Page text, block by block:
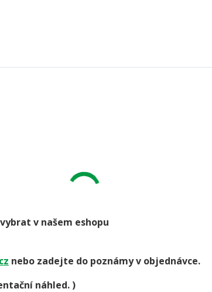
v našem eshopu
nebo zadejte do poznámy v objednávce.
náhled. )